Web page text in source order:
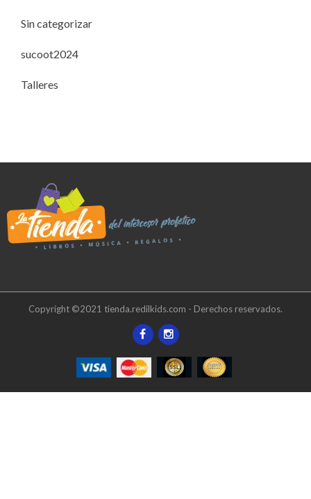
Sin categorizar
sucoot2024
Talleres
Copyright ©2021 tienda.redilkids.com - Derechos reservados.